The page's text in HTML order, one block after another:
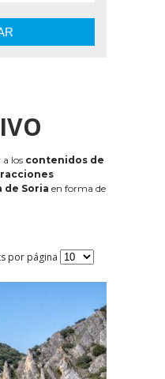
a los contenidos de
de Soria en forma de
por página